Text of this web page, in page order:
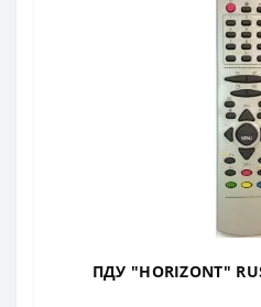
ПДУ "HORIZONT"